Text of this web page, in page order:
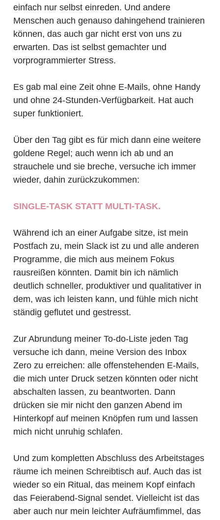
einfach nur selbst einreden. Und andere
Menschen auch genauso dahingehend trainieren
können, das auch gar nicht erst von uns zu
erwarten. Das ist selbst gemachter und
vorprogrammierter Stress.
Es gab mal eine Zeit ohne E-Mails, ohne Handy
und ohne 24-Stunden-Verfügbarkeit. Hat auch
super funktioniert.
Über den Tag gibt es für mich dann eine weitere
goldene Regel; auch wenn ich ab und an
strauchele und sie breche, versuche ich immer
wieder, dahin zurückzukommen:
SINGLE-TASK STATT MULTI-TASK.
Während ich an einer Aufgabe sitze, ist mein
Postfach zu, mein Slack ist zu und alle anderen
Programme, die mich aus meinem Fokus
rausreißen könnten. Damit bin ich nämlich
deutlich schneller, produktiver und qualitativer in
dem, was ich leisten kann, und fühle mich nicht
ständig geflutet und gestresst.
Zur Abrundung meiner To-do-Liste jeden Tag
versuche ich dann, meine Version des Inbox
Zero zu erreichen: alle offenstehenden E-Mails,
die mich unter Druck setzen könnten oder nicht
abschalten lassen, zu beantworten. Dann
drücken sie mir nicht den ganzen Abend im
Hinterkopf auf meinen Knöpfen rum und lassen
mich nicht unruhig schlafen.
Und zum kompletten Abschluss des Arbeitstages
räume ich meinen Schreibtisch auf. Auch das ist
wieder so ein Ritual, das meinem Kopf einfach
das Feierabend-Signal sendet. Vielleicht ist das
aber auch nur mein leichter Aufräumfimmel, das